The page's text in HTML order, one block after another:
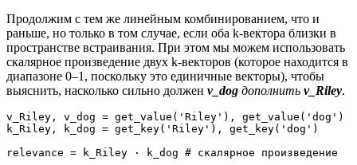
Продолжим с тем же линейным комбинированием, что и
раньше, но только в том случае, если оба k-вектора близки в
пространстве встраивания. При этом мы можем использовать
скалярное произведение двух k-векторов (которое находится в
диапазоне 0–1, поскольку это единичные векторы), чтобы
выяснить, насколько сильно должен v_dog дополнить v_Riley.
v_Riley, v_dog = get_value('Riley'), get_value('dog')
k_Riley, k_dog = get_key('Riley'), get_key('dog')
relevance = k_Riley · k_dog # скалярное произведение